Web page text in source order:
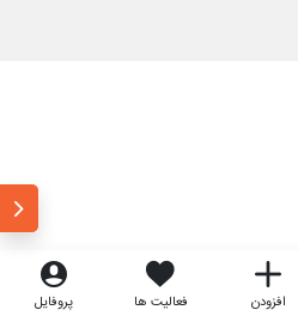
افزودن فعالیت ها پروفایل